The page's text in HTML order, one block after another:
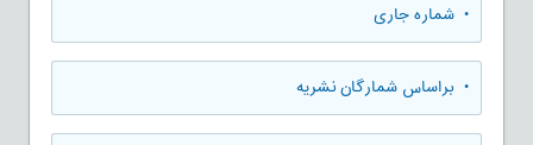
• شماره جاری
• براساس شمارگان نشریه